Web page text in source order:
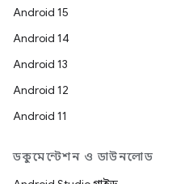
Android 15
Android 14
Android 13
Android 12
Android 11
ডকুমেন্টেশন ও ডাউনলোড